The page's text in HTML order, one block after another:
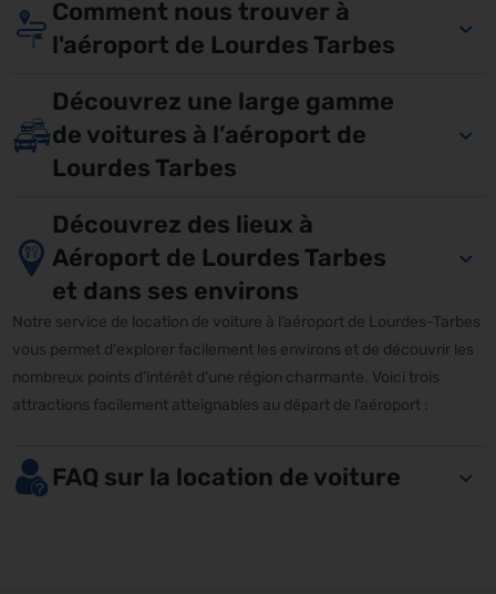
Comment nous trouver à
l'aéroport de Lourdes Tarbes
Découvrez une large gamme
de voitures à l’aéroport de
Lourdes Tarbes
Découvrez des lieux à
Aéroport de Lourdes Tarbes
et dans ses environs
Notre service de location de voiture à l’aéroport de Lourdes-Tarbes
vous permet d'explorer facilement les environs et de découvrir les
nombreux points d’intérêt d’une région charmante. Voici trois
attractions facilement atteignables au départ de l’aéroport :
FAQ sur la location de voiture